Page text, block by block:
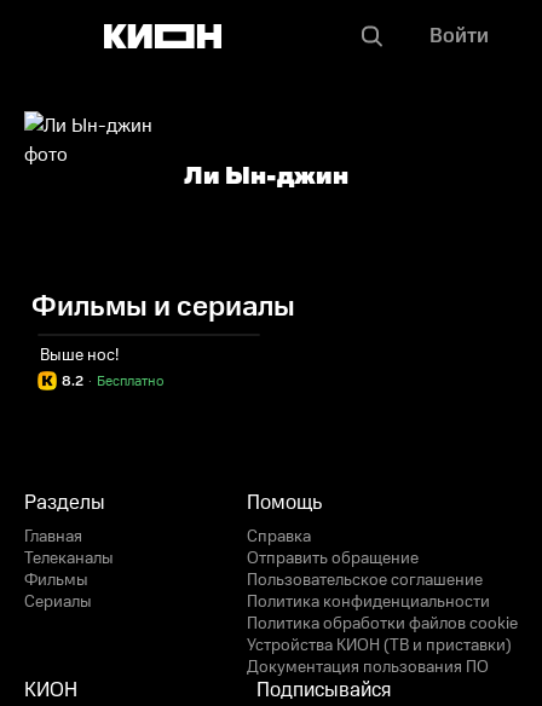
Войти
Ли Ын-джин
Фильмы и сериалы
Выше нос!
8.2 Бесплатно
·
Разделы
Главная
Телеканалы
Фильмы
Сериалы
Помощь
Справка
Отправить обращение
Пользовательское соглашение
Политика конфиденциальности
Политика обработки файлов cookie
Устройства КИОН (ТВ и приставки)
Документация пользования ПО
КИОН Подписывайся